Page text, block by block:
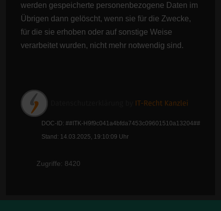
werden gespeicherte personenbezogene Daten im
Übrigen dann gelöscht, wenn sie für die Zwecke,
für die sie erhoben oder auf sonstige Weise
verarbeitet wurden, nicht mehr notwendig sind.
DOC-ID: ##ITK-H9f9c041a4bfda7453c09601510a13204##
Stand: 14.03.2025, 19:10:09 Uhr
Zugriffe: 8420